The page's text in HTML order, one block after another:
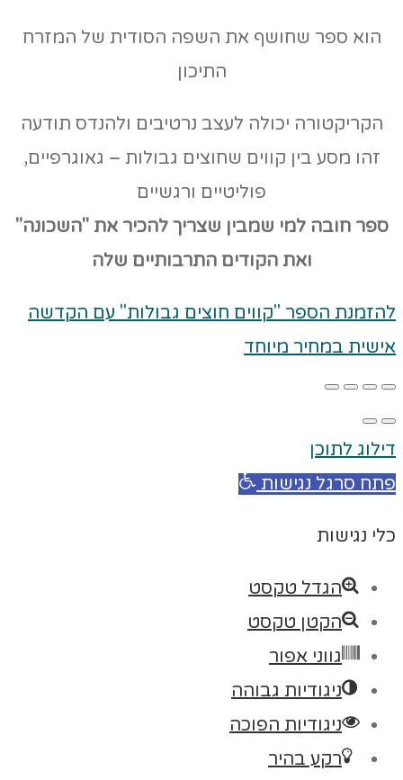
הוא ספר שחושף את השפה הסודית של המזרח
התיכון
הקריקטורה יכולה לעצב נרטיבים ולהנדס תודעה
זהו מסע בין קווים שחוצים גבולות – גאוגרפיים,
פוליטיים ורגשיים
ספר חובה למי שמבין שצריך להכיר את "השכונה"
ואת הקודים התרבותיים שלה
להזמנת הספר "קווים חוצים גבולות" עם הקדשה
אישית במחיר מיוחד
דילוג לתוכן
פתח סרגל נגישות
כלי נגישות
הגדל טקסט
הקטן טקסט
גווני אפור
ניגודיות גבוהה
ניגודיות הפוכה
רקע בהיר